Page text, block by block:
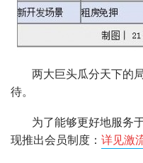
两大巨头瓜分天下的
待。
为了能够更好地服务
现推出会员制度： 详见激